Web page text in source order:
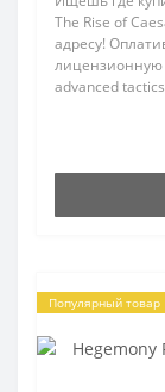
The Rise of
адресу!
лицензионную
advanced
Популярный товар